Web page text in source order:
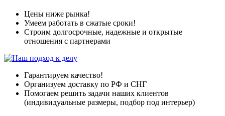
Цены ниже рынка!
Умеем работать в сжатые сроки!
Строим долгосрочные, надежные и открытые
отношения с партнерами
Гарантируем качество!
Организуем доставку по РФ и СНГ
Помогаем решить задачи наших клиентов
(индивидуальные размеры, подбор под интерьер)